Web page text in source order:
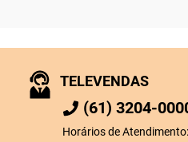
TELEVENDAS
(61) 3204-
Horários de Atendimento: